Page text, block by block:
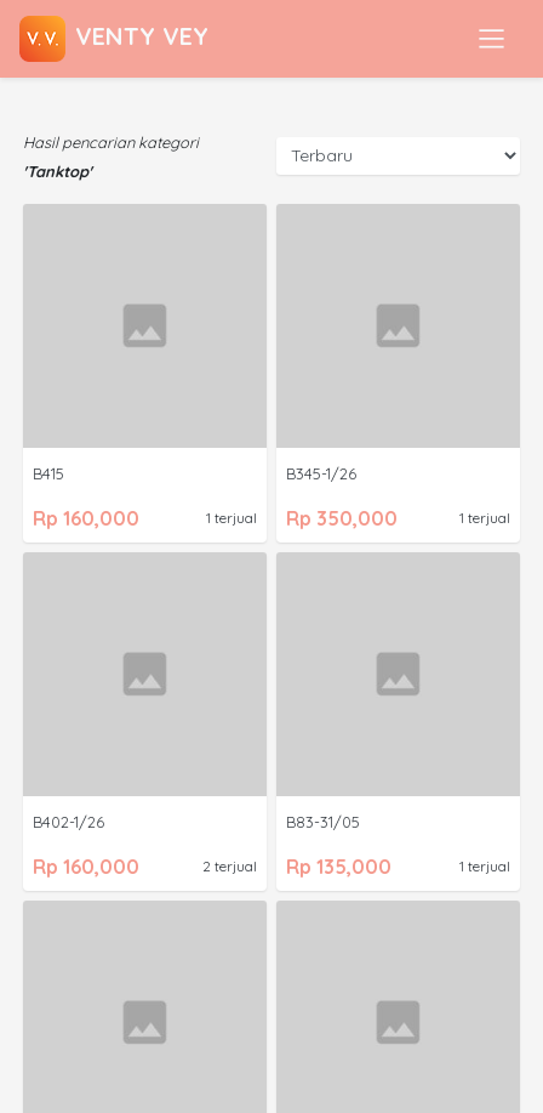
VENTY VEY
Hasil pencarian kategori
'Tanktop'
B415
Rp 160,000 1 terjual
B345-1/26
Rp 350,000 1 terjual
B402-1/26
Rp 160,000 2 terjual
B83-31/05
Rp 135,000 1 terjual